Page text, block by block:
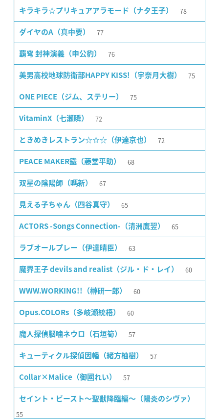
キラキラ☆プリキュアアラモード（ナタ王子） 78
ダイヤのA（真中要） 77
覇穹 封神演義（申公豹） 76
美男高校地球防衛部HAPPY KISS!（宇奈月大樹） 75
ONE PIECE（ジム、ステリー） 75
VitaminX（七瀬瞬） 72
ときめきレストラン☆☆☆（伊達京也） 72
PEACE MAKER鐵（藤堂平助） 68
双星の陰陽師（嗎新） 67
見える子ちゃん（四谷真守） 65
ACTORS -Songs Connection-（清洲鷹翌） 65
ラブオールプレー（伊達晴臣） 63
魔界王子 devils and realist（ジル・ド・レイ） 60
WWW.WORKING!!（榊研一郎） 60
Opus.COLORs（多岐瀬統梧） 60
魔人探偵脳噛ネウロ（石垣筍） 57
キューティクル探偵因幡（緒方柚樹） 57
Collar×Malice（御國れい） 57
セイント・ビースト〜聖獣降臨編〜（陽炎のシヴァ）
55